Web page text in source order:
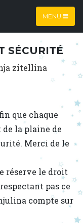
MENU
SÉCURITÉ
zitellina
que chaque
la plaine de
Merci de le
réserve le droit
pas ce
compte sur